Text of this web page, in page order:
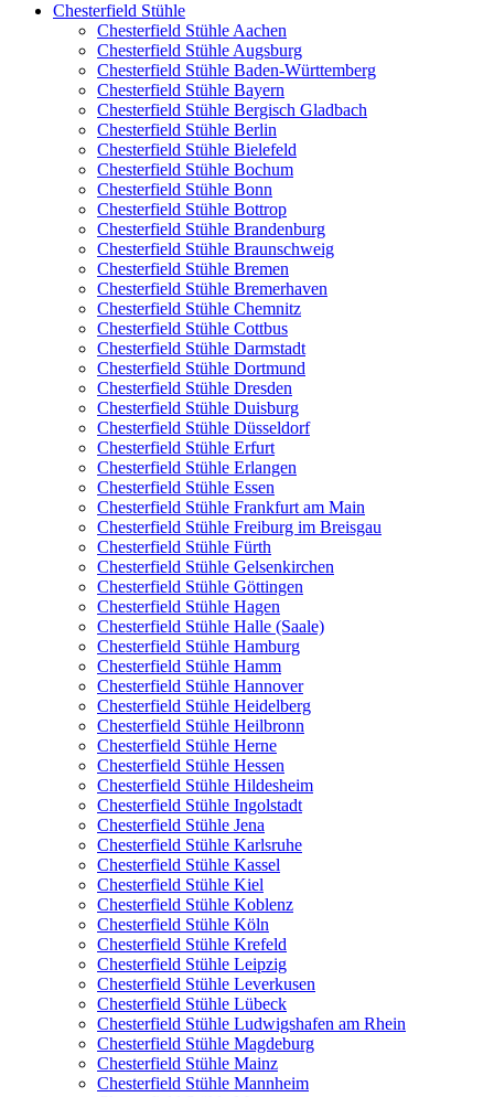
Chesterfield Stühle
Chesterfield Stühle Aachen
Chesterfield Stühle Augsburg
Chesterfield Stühle Baden-Württemberg
Chesterfield Stühle Bayern
Chesterfield Stühle Bergisch Gladbach
Chesterfield Stühle Berlin
Chesterfield Stühle Bielefeld
Chesterfield Stühle Bochum
Chesterfield Stühle Bonn
Chesterfield Stühle Bottrop
Chesterfield Stühle Brandenburg
Chesterfield Stühle Braunschweig
Chesterfield Stühle Bremen
Chesterfield Stühle Bremerhaven
Chesterfield Stühle Chemnitz
Chesterfield Stühle Cottbus
Chesterfield Stühle Darmstadt
Chesterfield Stühle Dortmund
Chesterfield Stühle Dresden
Chesterfield Stühle Duisburg
Chesterfield Stühle Düsseldorf
Chesterfield Stühle Erfurt
Chesterfield Stühle Erlangen
Chesterfield Stühle Essen
Chesterfield Stühle Frankfurt am Main
Chesterfield Stühle Freiburg im Breisgau
Chesterfield Stühle Fürth
Chesterfield Stühle Gelsenkirchen
Chesterfield Stühle Göttingen
Chesterfield Stühle Hagen
Chesterfield Stühle Halle (Saale)
Chesterfield Stühle Hamburg
Chesterfield Stühle Hamm
Chesterfield Stühle Hannover
Chesterfield Stühle Heidelberg
Chesterfield Stühle Heilbronn
Chesterfield Stühle Herne
Chesterfield Stühle Hessen
Chesterfield Stühle Hildesheim
Chesterfield Stühle Ingolstadt
Chesterfield Stühle Jena
Chesterfield Stühle Karlsruhe
Chesterfield Stühle Kassel
Chesterfield Stühle Kiel
Chesterfield Stühle Koblenz
Chesterfield Stühle Köln
Chesterfield Stühle Krefeld
Chesterfield Stühle Leipzig
Chesterfield Stühle Leverkusen
Chesterfield Stühle Lübeck
Chesterfield Stühle Ludwigshafen am Rhein
Chesterfield Stühle Magdeburg
Chesterfield Stühle Mainz
Chesterfield Stühle Mannheim